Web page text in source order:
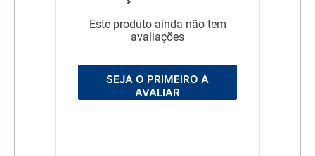
Este produto ainda não tem
avaliações
SEJA O PRIMEIRO A
AVALIAR